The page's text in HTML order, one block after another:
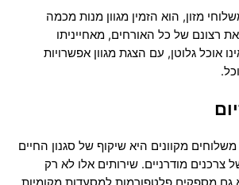
מזון, הוא הזמין מגוון מנות מכמה
רצונם של כל האורחים, מאחייניתו
אוכל גלוטן, עם הצגת מגוון אפשרויות
מקוונים היא שיקוף של סגנון החיים
מודרניים. שירותים אלו לא רק